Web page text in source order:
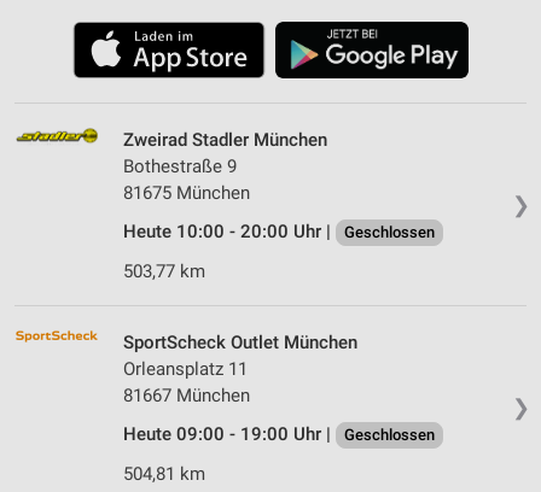
❯
Zweirad Stadler München
Bothestraße 9
81675 München
Heute 10:00 - 20:00 Uhr |
Geschlossen
503,77 km
❯
SportScheck Outlet München
Orleansplatz 11
81667 München
Heute 09:00 - 19:00 Uhr |
Geschlossen
504,81 km